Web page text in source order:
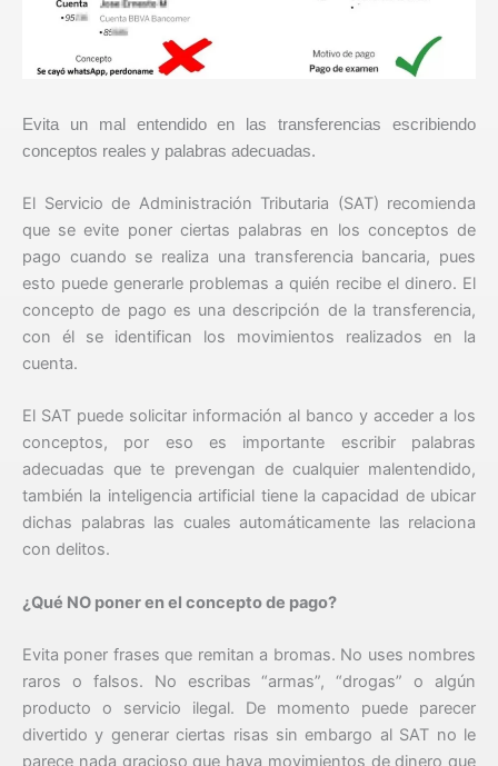
Evita un mal entendido en las transferencias escribiendo
conceptos reales y palabras adecuadas.
El Servicio de Administración Tributaria (SAT) recomienda
que se evite poner ciertas palabras en los conceptos de
pago cuando se realiza una transferencia bancaria, pues
esto puede generarle problemas a quién recibe el dinero. El
concepto de pago es una descripción de la transferencia,
con él se identifican los movimientos realizados en la
cuenta.
El SAT puede solicitar información al banco y acceder a los
conceptos, por eso es importante escribir palabras
adecuadas que te prevengan de cualquier malentendido,
también la inteligencia artificial tiene la capacidad de ubicar
dichas palabras las cuales automáticamente las relaciona
con delitos.
¿Qué NO poner en el concepto de pago?
Evita poner frases que remitan a bromas. No uses nombres
raros o falsos. No escribas “armas”, “drogas” o algún
producto o servicio ilegal. De momento puede parecer
divertido y generar ciertas risas sin embargo al SAT no le
parece nada gracioso que haya movimientos de dinero que